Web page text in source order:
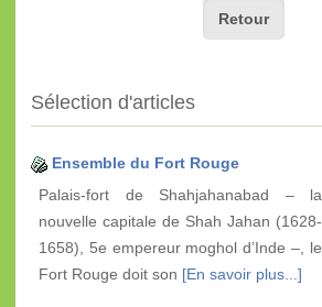
Retour
Sélection d'articles
Ensemble du Fort Rouge
Palais-fort de Shahjahanabad – la
nouvelle capitale de Shah Jahan (1628-
1658), 5e empereur moghol d’Inde –, le
Fort Rouge doit son [En savoir plus...]